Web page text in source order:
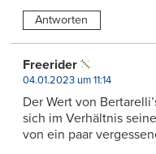
Antworten
Freerider
04.01.2023 um 11:14
Der Wert von
sich im Verhältnis
von ein paar